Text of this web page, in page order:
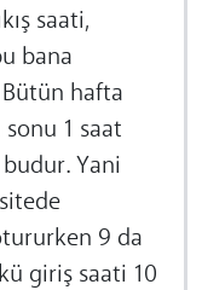
saati,
bana
Bütün hafta
1 saat
Yani
9 da
giriş saati 10